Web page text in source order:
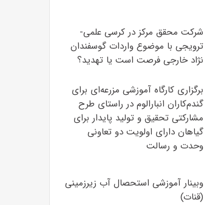
شرکت محقق مرکز در کرسی علمی-
ترویجی با موضوع واردات گوسفندان
نژاد خارجی فرصت است یا تهدید؟
برگزاری کارگاه آموزشی مزرعه‌ای برای
گندم‌کاران انبارالوم در راستای طرح
مشارکتی تحقیق و تولید پایدار برای
گیاهان دارای اولویت دو تعاونی
وحدت و رسالت
وبینار آموزشی استحصال آب زیرزمینی
(قنات)